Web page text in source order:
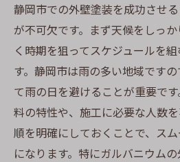
静岡市での外壁塗装を成功させ
が不可欠です。まず天候をしっ
く時期を狙ってスケジュールを
す。静岡市は雨の多い地域です
て雨の日を避けることが重要で
料の特性や、施工に必要な人数
順を明確にしておくことで、ス
になります。特にガルバニウムの